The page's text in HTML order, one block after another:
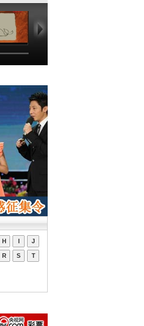
06:49
H J
R S T